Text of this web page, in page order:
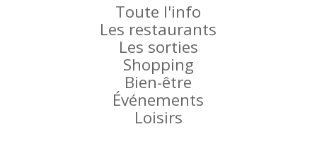
Toute l'info
Les restaurants
Les sorties
Shopping
Bien-être
Événements
Loisirs